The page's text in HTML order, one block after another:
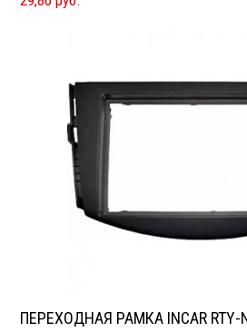
Commander (2008 - 2010), Grand
2010), Liberty (2008 - 2010),
ПЕРЕХОДНАЯ РАМКА INCAR RTY-